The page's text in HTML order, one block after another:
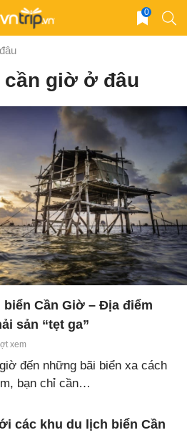
0
cần giờ ở đâu
Cần Giờ – Địa điểm
sản “tẹt ga”
xem
đến những bãi biển xa cách
bạn chỉ cần…
các khu du lịch biển Cần